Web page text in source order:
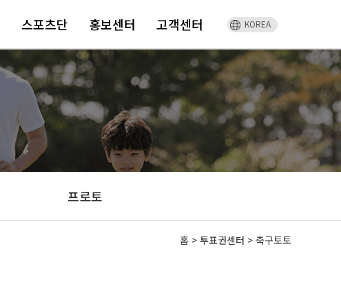
스포츠단 홍보센터 고객센터 KOREA
프로토
홈 > 투표권센터 > 축구토토